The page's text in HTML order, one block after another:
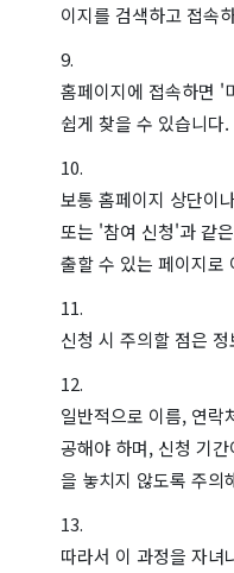
이지를 검색하고 접속
홈페이지에 접속하면 '
쉽게 찾을 수 있습니다.
보통 홈페이지 상단이
또는 '참여 신청'과 같
출할 수 있는 페이지로
신청 시 주의할 점은
일반적으로 이름, 연락
공해야 하며, 신청 기
을 놓치지 않도록 주의
따라서 이 과정을 자녀